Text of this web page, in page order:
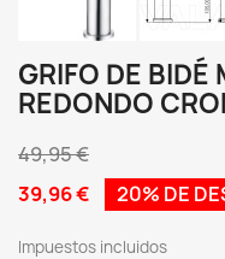
GRIFO DE
REDONDO
49,95 €
39,96 €
20% DE
Impuestos incluidos